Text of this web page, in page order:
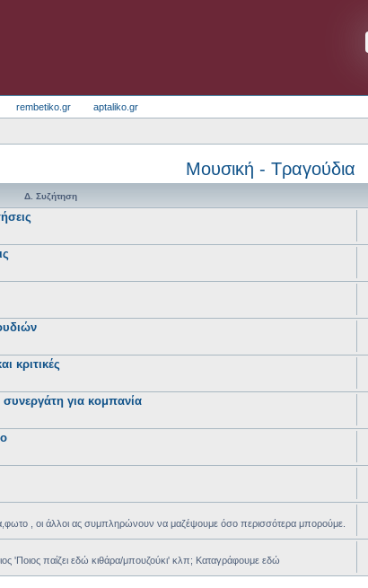
rembetiko.gr aptaliko.gr
Μουσική - Τραγούδια
Δ. Συζήτηση
κριτικές
για κομπανία
, οι άλλοι ας συμπληρώνουν να μαζέψουμε όσο περισσότερα μπορούμε.
'Ποιος παίζει εδώ κιθάρα/μπουζούκι' κλπ; Καταγράφουμε εδώ